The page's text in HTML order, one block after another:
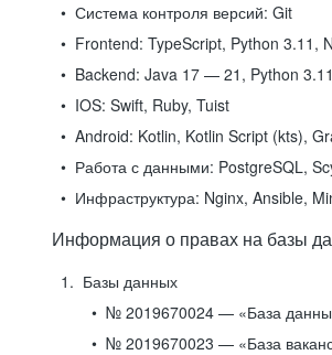
Система контроля версий: Git
Frontend: TypeScript, Python 3.11,
Backend: Java 17 — 21, Python
IOS: Swift, Ruby, Tuist
Android: Kotlin, Kotlin Script (kts),
Работа с данными: PostgreSQL,
Инфраструктура: Nginx, Ansible,
Информация о правах на базы
Базы данных
№ 2019670024 — «База
№ 2019670023 — «База